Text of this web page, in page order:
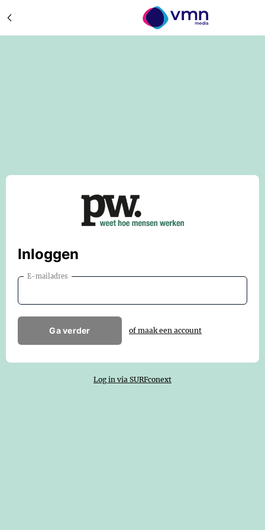
Inloggen
E-mailadres
Ga verder of maak een account
Log in via SURFconext